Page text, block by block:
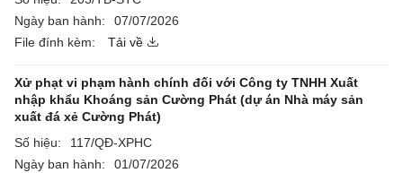
Ngày ban hành:
07/07/2026
File đính kèm:
Tải về
Xử phạt vi phạm hành chính đối với Công ty TNHH Xuất
nhập khẩu Khoáng sản Cường Phát (dự án Nhà máy sản
xuất đá xẻ Cường Phát)
Số hiệu:
117/QĐ-XPHC
Ngày ban hành:
01/07/2026